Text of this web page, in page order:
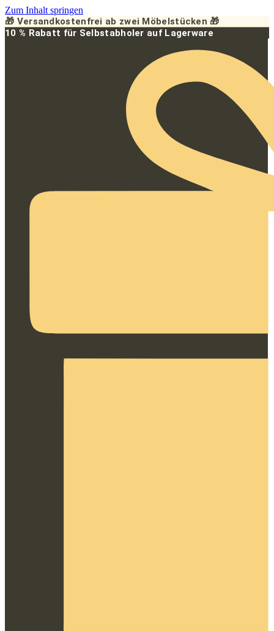
Zum Inhalt springen
🎁 Versandkostenfrei ab zwei Möbelstücken 🎁
10 % Rabatt für Selbstabholer auf Lagerware